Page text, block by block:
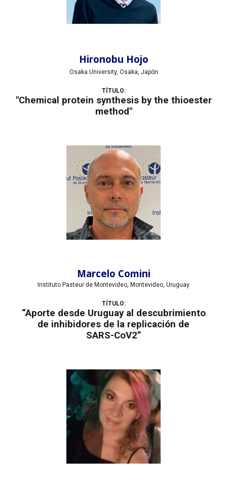
Hironobu Hojo
Osaka University, Osaka, Japón
TÍTULO:
"Chemical protein synthesis by the thioester
method"
Marcelo Comini
Instituto Pasteur de Montevideo, Montevideo, Uruguay
TÍTULO:
“Aporte desde Uruguay al descubrimiento
de inhibidores de la replicación de
SARS-CoV2”